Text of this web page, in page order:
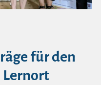
für den
Lernort